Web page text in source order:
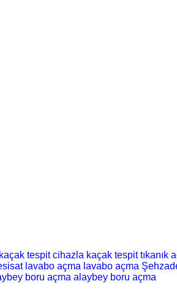
tespit cihazla kaçak tespit tıkanık
lavabo açma lavabo açma
boru açma alaybey boru açma